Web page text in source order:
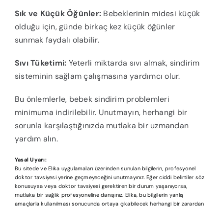
Sık ve Küçük Öğünler: Bebeklerinin midesi küçük
olduğu için, günde birkaç kez küçük öğünler
sunmak faydalı olabilir.
Sıvı Tüketimi: Yeterli miktarda sıvı almak, sindirim
sisteminin sağlam çalışmasına yardımcı olur.
Bu önlemlerle, bebek sindirim problemleri
minimuma indirilebilir. Unutmayın, herhangi bir
sorunla karşılaştığınızda mutlaka bir uzmandan
yardım alın.
Yasal Uyarı:
Bu sitede ve Elika uygulamaları üzerinden sunulan bilgilerin, profesyonel
doktor tavsiyesi yerine geçmeyeceğini unutmayınız. Eğer ciddi belirtiler söz
konusuysa veya doktor tavsiyesi gerektiren bir durum yaşanıyorsa,
mutlaka bir sağlık profesyoneline danışınız. Elika, bu bilgilerin yanlış
amaçlarla kullanılması sonucunda ortaya çıkabilecek herhangi bir zarardan